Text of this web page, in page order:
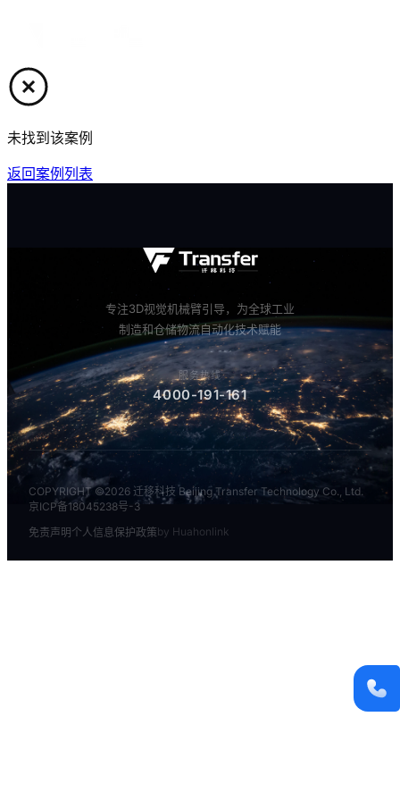
未找到该案例
返回案例列表
专注3D视觉机械臂引导，为全球工业
制造和仓储物流自动化技术赋能
服务热线
4000-191-161
COPYRIGHT ©2026 迁移科技 Beijing Transfer Technology Co., Ltd.
京ICP备18045238号-3
免责声明 个人信息保护政策by Huahonlink
服务热线
4000-191-161
商务邮箱
marketing@qianyi.ai
官方微信